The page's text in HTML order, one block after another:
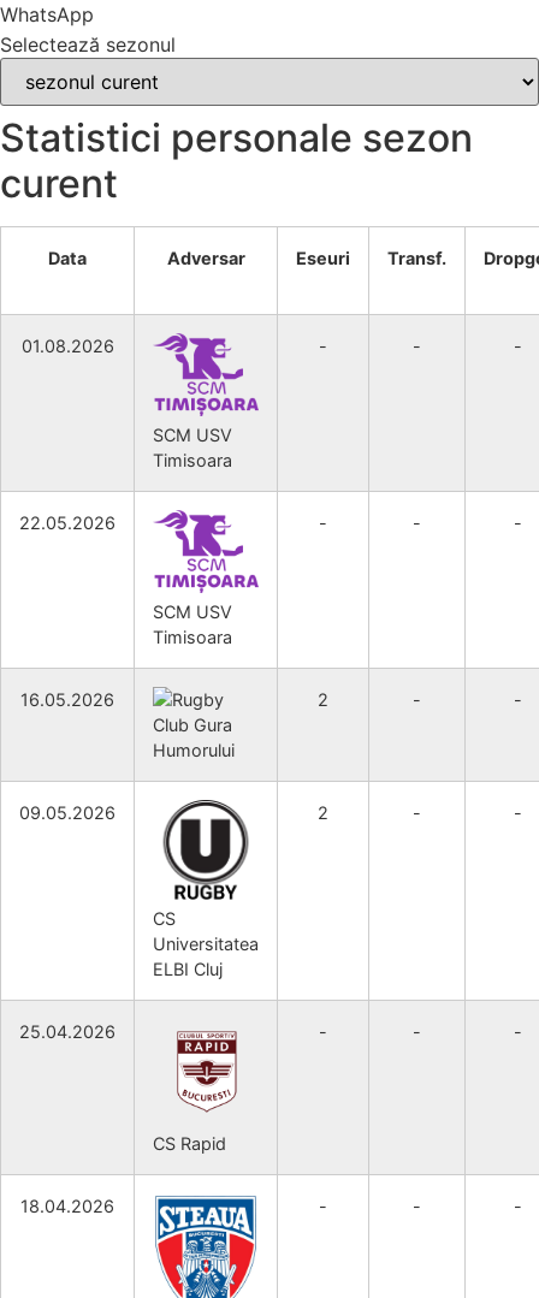
WhatsApp
Selectează sezonul
Statistici personale sezon
curent
Data Adversar Eseuri Transf.
01.08.2026
SCM USV
Timisoara
- - -
22.05.2026
SCM USV
Timisoara
- - -
16.05.2026
Rugby
Club Gura
Humorului
2 - -
09.05.2026
CS
Universitatea
ELBI Cluj
2 - -
25.04.2026
CS Rapid
- - -
18.04.2026 - - -